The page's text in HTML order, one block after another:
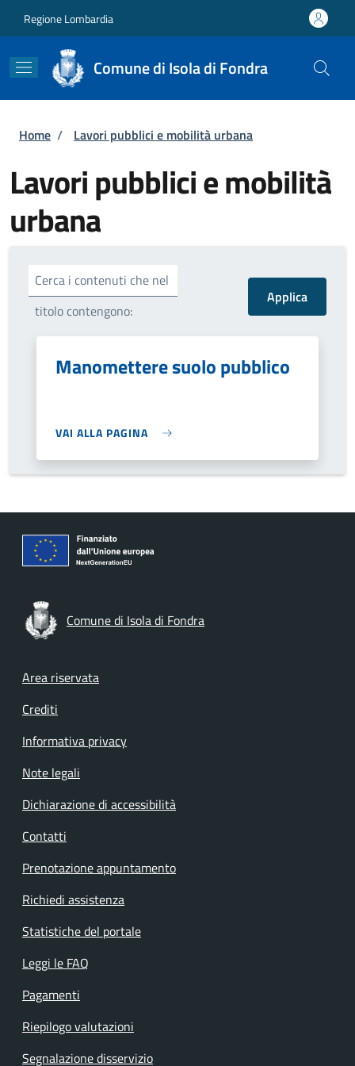
Regione Lombardia
Comune di Isola di Fondra
Briciole di pane
Home / Lavori pubblici e mobilità urbana
Lavori pubblici e mobilità
urbana
Cerca i contenuti che nel
titolo contengono:
Manomettere suolo pubblico
VAI ALLA PAGINA
Comune di Isola di Fondra
Footer menu
Area riservata
Crediti
Informativa privacy
Note legali
Dichiarazione di accessibilità
Contatti
Prenotazione appuntamento
Richiedi assistenza
Statistiche del portale
Leggi le FAQ
Pagamenti
Riepilogo valutazioni
Segnalazione disservizio